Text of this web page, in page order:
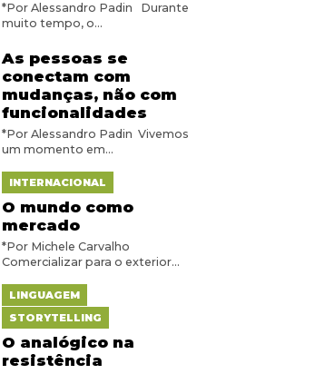
*Por Alessandro Padin Durante
muito tempo, o...
As pessoas se
conectam com
mudanças, não com
funcionalidades
*Por Alessandro Padin Vivemos
um momento em...
INTERNACIONAL
O mundo como
mercado
*Por Michele Carvalho
Comercializar para o exterior...
LINGUAGEM
STORYTELLING
O analógico na
resistência